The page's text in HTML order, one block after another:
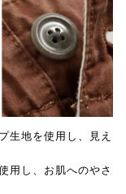
生地を使用し、見え
用し、お肌へのやさ